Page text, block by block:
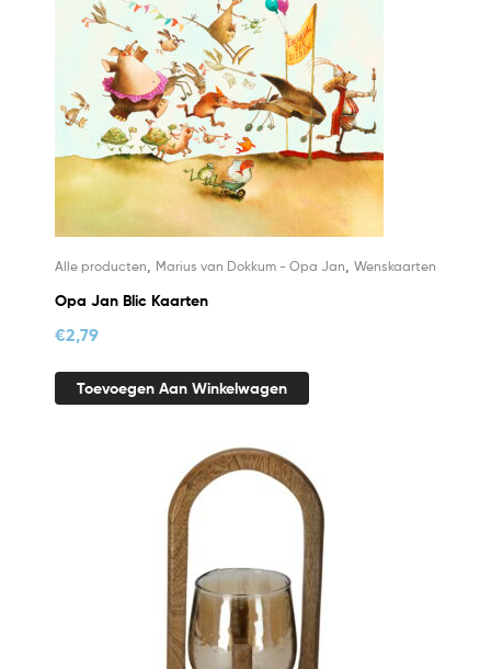
Alle producten Marius van Dokkum - Opa Jan Wenskaarten
Opa Jan Blic Kaarten
€2,79
Toevoegen Aan Winkelwagen